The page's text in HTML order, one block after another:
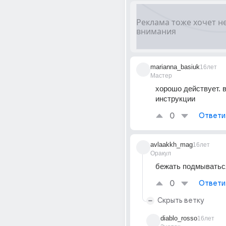
marianna_basiuk
Мастер
16лет
хорошо действует.
инструкции
0
avlaakkh_mag
Оракул
16лет
бежать
0
Скрыть ветку
diablo_rosso16лет